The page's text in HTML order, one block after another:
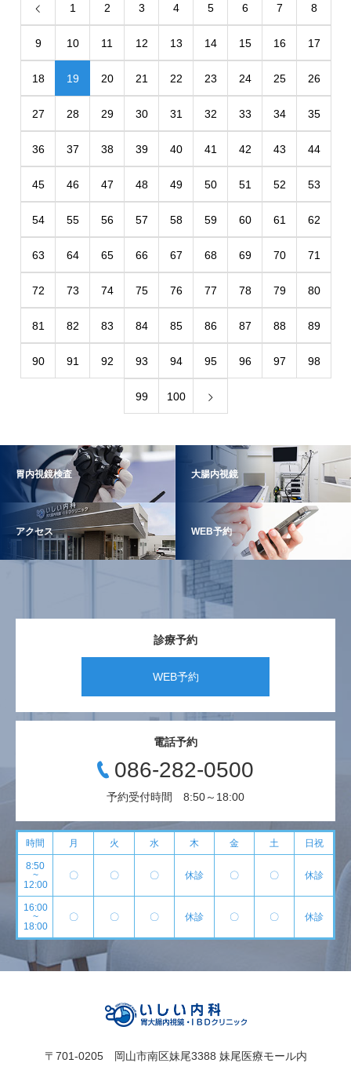
1 2 3 4 5 6 7 8
9 10 11 12 13 14 15 16 17
18 19 20 21 22 23 24 25 26
27 28 29 30 31 32 33 34 35
36 37 38 39 40 41 42 43 44
45 46 47 48 49 50 51 52 53
54 55 56 57 58 59 60 61 62
63 64 65 66 67 68 69 70 71
72 73 74 75 76 77 78 79 80
81 82 83 84 85 86 87 88 89
90 91 92 93 94 95 96 97 98
99 100
胃内視鏡検査 大腸内視鏡
アクセス WEB予約
診療予約
WEB予約
電話予約
086-282-0500
予約受付時間 8:50～18:00
時間 月 火 水 木 金 土 日祝
8:50
~
12:00
〇 〇 〇 休診 〇 〇 休診
16:00
~
18:00
〇 〇 〇 休診 〇 〇 休診
〒701-0205 岡山市南区妹尾3388 妹尾医療モール内